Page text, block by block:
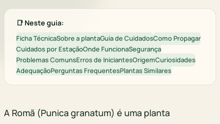
📑 Neste guia:
Ficha TécnicaSobre a plantaGuia de CuidadosComo Propagar
Cuidados por EstaçãoOnde FuncionaSegurança
Problemas ComunsErros de IniciantesOrigemCuriosidades
AdequaçãoPerguntas FrequentesPlantas Similares
A Romã (Punica granatum) é uma planta